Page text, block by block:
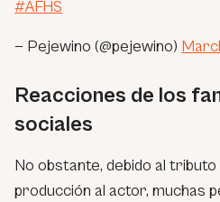
#AFHS
— Pejewino (@pejewino)
Reacciones de los
sociales
No obstante, debido al tributo
producción al actor, muchas